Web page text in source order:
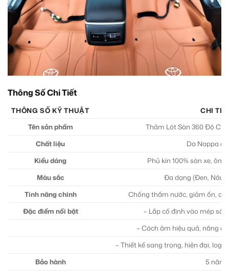
Thông Số Chi Tiết
THÔNG SỐ KỸ THUẬT
CHI
Tên sản phẩm
Thảm Lót Sàn 360 Độ
Chất liệu
Da Nappa
Kiểu dáng
Phủ kín 100% sàn xe,
Màu sắc
Đa dạng (Đen, Nâu,
Tính năng chính
Chống thấm nước, giảm ồn,
Đặc điểm nổi bật
– Lắp cố định vào mép
– Cách âm hiệu quả, nâng
– Thiết kế sang trọng, hiện đại,
Bảo hành
5 năm